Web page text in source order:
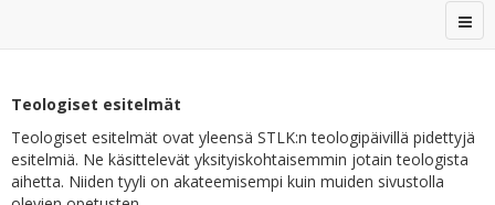
Teologiset esitelmät
Teologiset esitelmät ovat yleensä STLK:n teologipäivillä pidettyjä
esitelmiä. Ne käsittelevät yksityiskohtaisemmin jotain teologista
aihetta. Niiden tyyli on akateemisempi kuin muiden sivustolla